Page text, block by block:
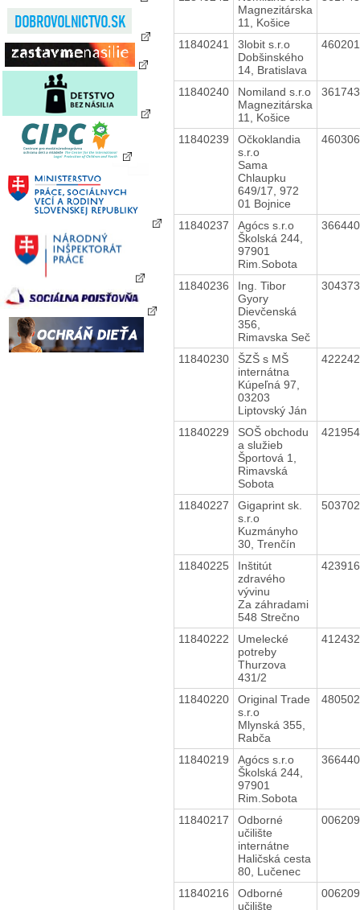
Magnezitárska
11, Košice
11840241
3lobit s.r.o
Dobšinského
14, Bratislava
11840240
Nomiland s.r.o
Magnezitárska
11, Košice
11840239
Očkoklandia
s.r.o
Sama
Chlaupku
649/17, 972
01 Bojnice
11840237
Agócs s.r.o
Školská 244,
97901
Rim.Sobota
11840236
Ing. Tibor
Gyory
Dievčenská
356,
Rimavska Seč
11840230
ŠZŠ s MŠ
internátna
Kúpeľná 97,
03203
Liptovský Ján
11840229
SOŠ obchodu
a služieb
Športová 1,
Rimavská
Sobota
11840227
Gigaprint sk.
s.r.o
Kuzmányho
30, Trenčín
11840225
Inštitút
zdravého
vývinu
Za záhradami
548 Strečno
11840222
Umelecké
potreby
Thurzova
431/2
11840220
Original Trade
s.r.o
Mlynská 355,
Rabča
11840219
Agócs s.r.o
Školská 244,
97901
Rim.Sobota
11840217
Odborné
učilište
internátne
Haličská cesta
80, Lučenec
11840216
Odborné
učilište